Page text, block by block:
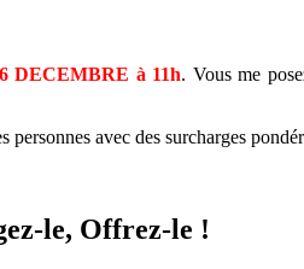
DECEMBRE à 11h. Vous me
avec des surcharges
le, Offrez-le !